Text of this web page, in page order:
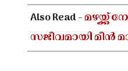
Also Read -മഴയ്ക്ക്
സജീവമായി മീൻ